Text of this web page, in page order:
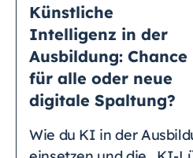
Künstliche
Intelligenz in der
Ausbildung: Chance
für alle oder neue
digitale Spaltung?
Wie du KI in der